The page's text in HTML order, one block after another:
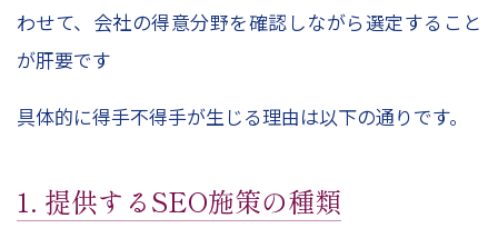
わせて、会社の得意分野を確認しながら選定すること
が肝要です
具体的に得手不得手が生じる理由は以下の通りです。
1. 提供するSEO施策の種類